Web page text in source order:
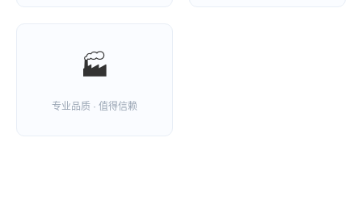
🏭
专业品质 · 值得信赖